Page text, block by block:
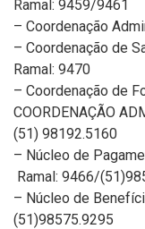
Ramal: 9459/9461
– Coordenação
– Coordenação de
Ramal: 9470
– Coordenação de
COORDENAÇÃO
(51) 98192.5160
– Núcleo de
Ramal: 9466/
– Núcleo de
(51)98575.9295